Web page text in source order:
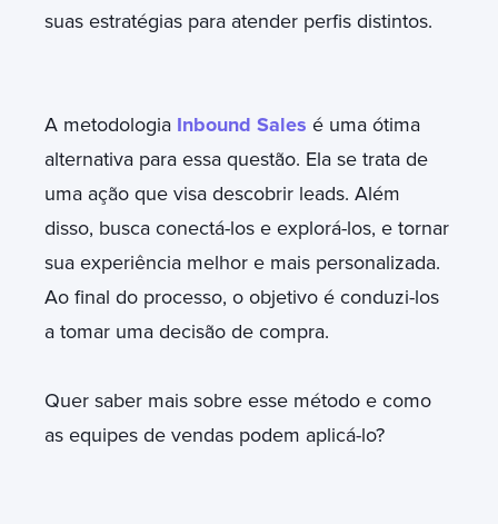
suas estratégias para atender perfis distintos.
A metodologia Inbound Sales é uma ótima
alternativa para essa questão. Ela se trata de
uma ação que visa descobrir leads. Além
disso, busca conectá-los e explorá-los, e tornar
sua experiência melhor e mais personalizada.
Ao final do processo, o objetivo é conduzi-los
a tomar uma decisão de compra.
Quer saber mais sobre esse método e como
as equipes de vendas podem aplicá-lo?